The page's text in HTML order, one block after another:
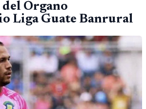
Órgano
Liga Guate Banrural